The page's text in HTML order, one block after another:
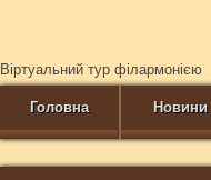
Віртуальний тур філармонією
Головна Новини